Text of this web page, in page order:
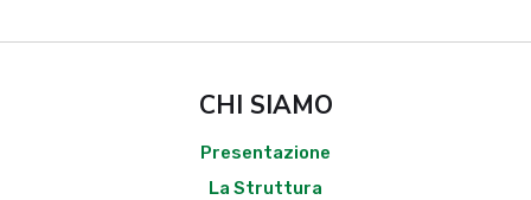
CHI SIAMO
Presentazione
La Struttura